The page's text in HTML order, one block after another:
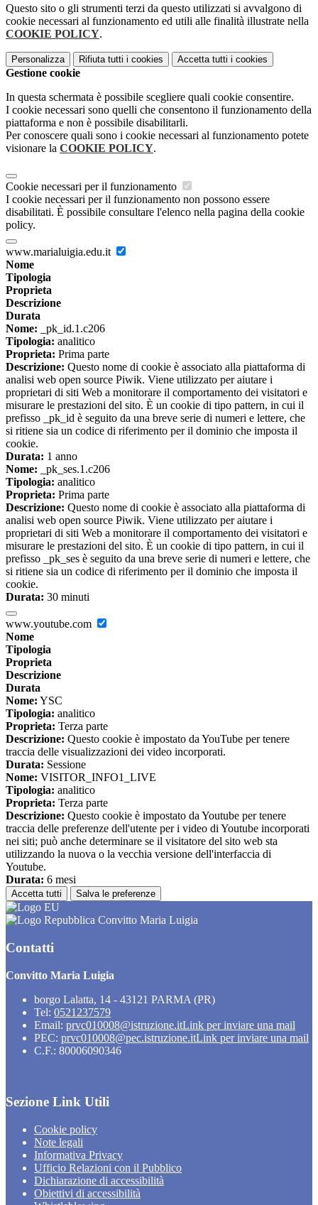
Questo sito o gli strumenti terzi da questo utilizzati si avvalgono di
cookie necessari al funzionamento ed utili alle finalità illustrate nella
COOKIE POLICY.
Personalizza Rifiuta tutti i cookies Accetta tutti i cookies
Gestione cookie
In questa schermata è possibile scegliere quali cookie consentire.
I cookie necessari sono quelli che consentono il funzionamento della
piattaforma e non è possibile disabilitarli.
Per conoscere quali sono i cookie necessari al funzionamento potete
visionare la COOKIE POLICY.
Cookie necessari per il funzionamento
I cookie necessari per il funzionamento non possono essere
disabilitati. È possibile consultare l'elenco nella pagina della cookie
policy.
www.marialuigia.edu.it
Nome
Tipologia
Proprieta
Descrizione
Durata
Nome: _pk_id.1.c206
Tipologia: analitico
Proprieta: Prima parte
Descrizione: Questo nome di cookie è associato alla piattaforma di
analisi web open source Piwik. Viene utilizzato per aiutare i
proprietari di siti Web a monitorare il comportamento dei visitatori e
misurare le prestazioni del sito. È un cookie di tipo pattern, in cui il
prefisso _pk_id è seguito da una breve serie di numeri e lettere, che
si ritiene sia un codice di riferimento per il dominio che imposta il
cookie.
Durata: 1 anno
Nome: _pk_ses.1.c206
Tipologia: analitico
Proprieta: Prima parte
Descrizione: Questo nome di cookie è associato alla piattaforma di
analisi web open source Piwik. Viene utilizzato per aiutare i
proprietari di siti Web a monitorare il comportamento dei visitatori e
misurare le prestazioni del sito. È un cookie di tipo pattern, in cui il
prefisso _pk_ses è seguito da una breve serie di numeri e lettere, che
si ritiene sia un codice di riferimento per il dominio che imposta il
cookie.
Durata: 30 minuti
www.youtube.com
Nome
Tipologia
Proprieta
Descrizione
Durata
Nome: YSC
Tipologia: analitico
Proprieta: Terza parte
Descrizione: Questo cookie è impostato da YouTube per tenere
traccia delle visualizzazioni dei video incorporati.
Durata: Sessione
Nome: VISITOR_INFO1_LIVE
Tipologia: analitico
Proprieta: Terza parte
Descrizione: Questo cookie è impostato da Youtube per tenere
traccia delle preferenze dell'utente per i video di Youtube incorporati
nei siti; può anche determinare se il visitatore del sito web sta
utilizzando la nuova o la vecchia versione dell'interfaccia di
Youtube.
Durata: 6 mesi
Accetta tutti Salva le preferenze
Convitto Maria Luigia
Contatti
Convitto Maria Luigia
borgo Lalatta, 14 - 43121 PARMA (PR)
Tel: 0521237579
Email: prvc010008@istruzione.itLink per inviare una mail
PEC: prvc010008@pec.istruzione.itLink per inviare una mail
C.F.: 80006090346
Sezione Link Utili
Cookie policy
Note legali
Informativa Privacy
Ufficio Relazioni con il Pubblico
Dichiarazione di accessibilità
Obiettivi di accessibilità